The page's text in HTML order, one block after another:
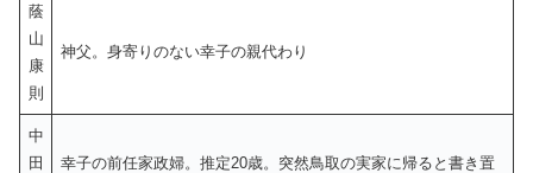
蔭
山
康
則
神父。身寄りのない幸子の親代わり
中
田
幸子の前任家政婦。推定20歳。突然鳥取の実家に帰ると書き置